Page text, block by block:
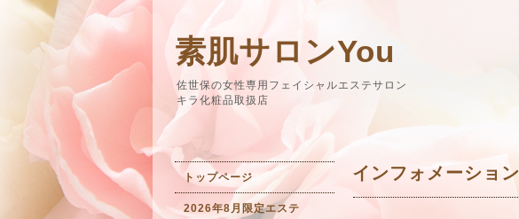
素肌サロンYou
佐世保の女性専用フェイシャルエステサロン
キラ化粧品取扱店
インフォメーション
トップページ
2026年8月限定エステ